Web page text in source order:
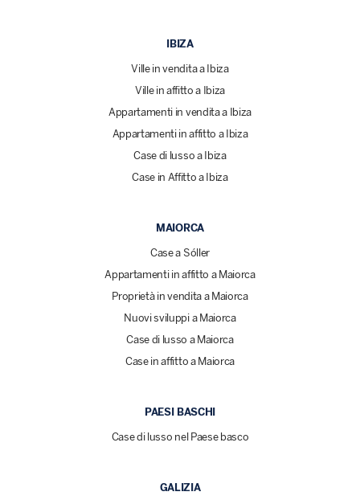
IBIZA
Ville in vendita a Ibiza
Ville in affitto a Ibiza
Appartamenti in vendita a Ibiza
Appartamenti in affitto a Ibiza
Case di lusso a Ibiza
Case in Affitto a Ibiza
MAIORCA
Case a Sóller
Appartamenti in affitto a Maiorca
Proprietà in vendita a Maiorca
Nuovi sviluppi a Maiorca
Case di lusso a Maiorca
Case in affitto a Maiorca
PAESI BASCHI
Case di lusso nel Paese basco
GALIZIA